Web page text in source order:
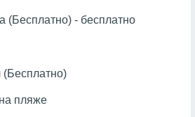
(Бесплатно) - бесплатно
пляже